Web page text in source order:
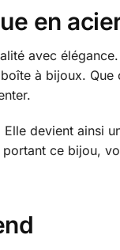
en
avec
à bijoux.
devient ainsi
ce bijou,